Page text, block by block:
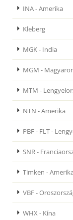
INA - Amerika
Kleberg
MGK - India
MGM -
MTM -
NTN - Amerika
PBF - FLT -
SNR -
Timken - Amerika
VBF -
WHX - Kína